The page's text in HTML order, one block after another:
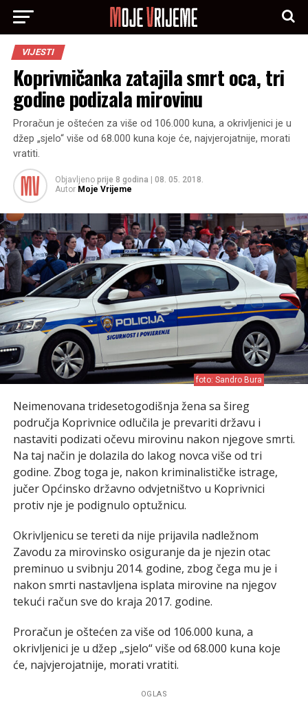
VIJESTI
Koprivničanka zatajila smrt oca, tri
godine podizala mirovinu
Proračun je oštećen za više od 106.000 kuna, a okrivljenici je u
džep „sjelo“ više od 68.000 kuna koje će, najvjerojatnije, morati
vratiti.
Objavljeno prije 8 godina
08. 05. 2018.
Autor Moje Vrijeme
foto: Sandro Bura
Neimenovana tridesetogodišnja žena sa šireg
područja Koprivnice odlučila je prevariti državu i
nastaviti podizati očevu mirovinu nakon njegove smrti.
Na taj način je dolazila do lakog novca više od tri
godine. Zbog toga je, nakon kriminalističke istrage,
jučer Općinsko državno odvjetništvo u Koprivnici
protiv nje je podignulo optužnicu.
Okrivljenicu se tereti da nije prijavila nadležnom
Zavodu za mirovinsko osiguranje da je njezin otac
preminuo u svibnju 2014. godine, zbog čega mu je i
nakon smrti nastavljena isplata mirovine na njegov
tekući račun sve do kraja 2017. godine.
Proračun je oštećen za više od 106.000 kuna, a
okrivljenici je u džep „sjelo“ više od 68.000 kuna koje
će, najvjerojatnije, morati vratiti.
OGLAS